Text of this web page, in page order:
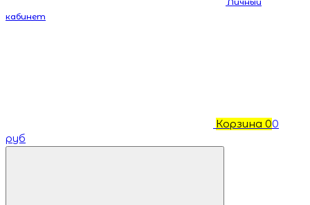
кабинет
Корзина 00
руб